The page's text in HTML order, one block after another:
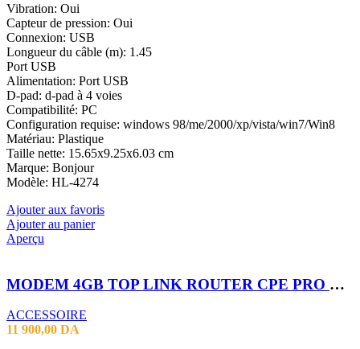
Vibration: Oui
Capteur de pression: Oui
Connexion: USB
Longueur du câble (m): 1.45
Port USB
Alimentation: Port USB
D-pad: d-pad à 4 voies
Compatibilité: PC
Configuration requise: windows 98/me/2000/xp/vista/win7/Win8
Matériau: Plastique
Taille nette: 15.65x9.25x6.03 cm
Marque: Bonjour
Modèle: HL-4274
Ajouter aux favoris
Ajouter au panier
Aperçu
MODEM 4GB TOP LINK ROUTER CPE PRO WIFI 6 UP TO 32 USER
ACCESSOIRE
11 900,00 DA